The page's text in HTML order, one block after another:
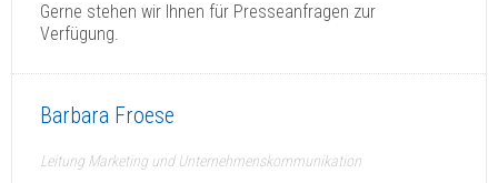
Gerne stehen wir Ihnen für Presseanfragen zur
Verfügung.
Barbara Froese
Leitung Marketing und Unternehmenskommunikation